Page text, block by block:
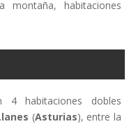
habitaciones
4 habitaciones dobles
(Asturias), entre la